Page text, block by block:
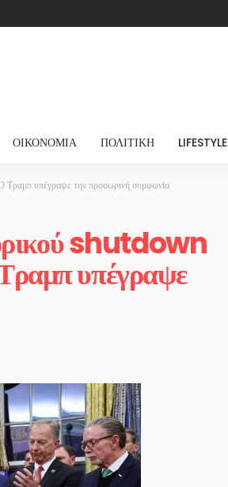
ΟΙΚΟΝΟΜΊΑ ΠΟΛΙΤΙΚΉ LIFESTYLE
υπέγραψε την προσωρινή συμφωνία
shutdown
υπέγραψε